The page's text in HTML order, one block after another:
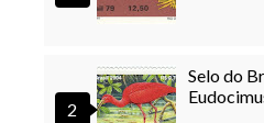
Selo do